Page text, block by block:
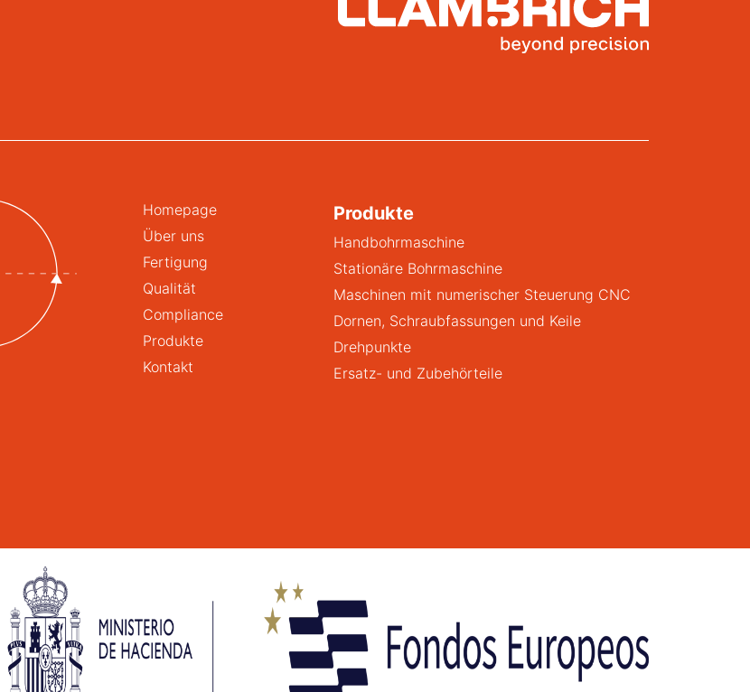
Homepage
Über uns
Fertigung
Qualität
Compliance
Produkte
Kontakt
Produkte
Handbohrmaschine
Stationäre Bohrmaschine
Maschinen mit numerischer Steuerung CNC
Dornen, Schraubfassungen und Keile
Drehpunkte
Ersatz- und Zubehörteile